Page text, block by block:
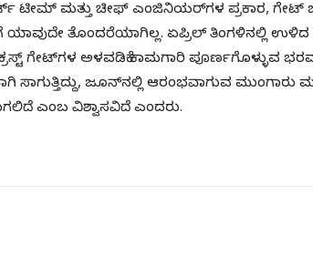
ಟೀಮ್ ಮತ್ತು ಚೀಫ್ ಎಂಜಿನಿಯರ್‌ಗಳ ಪ್ರಕಾರ,
ಯಾವುದೇ ತೊಂದರೆಯಾಗಿಲ್ಲ. ಏಪ್ರಿಲ್ ತಿಂಗಳಿನಲ್ಲಿ
ಕ್ರಸ್ಟ್ ಗೇಟ್‌ಗಳ ಅಳವಡಿಕೆ ಕಾಮಗಾರಿ ಪೂರ್ಣಗೊಳ್ಳುವ
ಸಾಗುತ್ತಿದ್ದು, ಜೂನ್‌ನಲ್ಲಿ ಆರಂಭವಾಗುವ
ಎಂಬ ವಿಶ್ವಾಸವಿದೆ ಎಂದರು.